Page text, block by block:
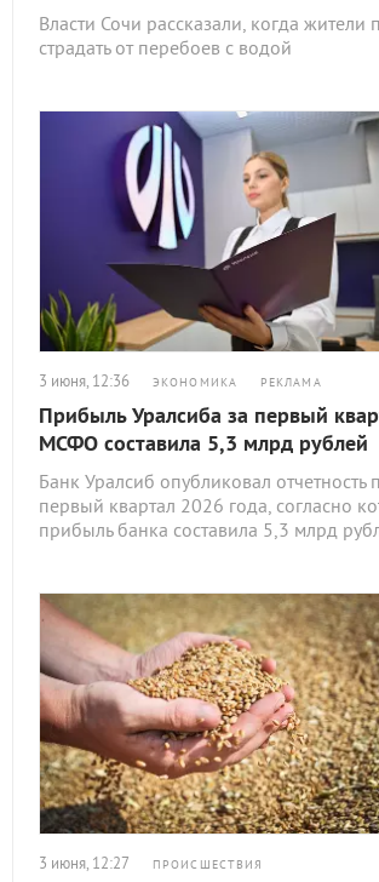
Власти Сочи рассказали, когда жители
страдать от перебоев с водой
3 июня, 12:36 ЭКОНОМИКА РЕКЛАМА
Прибыль Уралсиба за первый
МСФО составила 5,3 млрд рублей
Банк Уралсиб опубликовал
первый квартал 2026 года, согласно
прибыль банка составила 5,3 млрд
3 июня, 12:27 ПРОИСШЕСТВИЯ